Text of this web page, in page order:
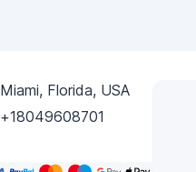
Miami, Florida, USA
+18049608701